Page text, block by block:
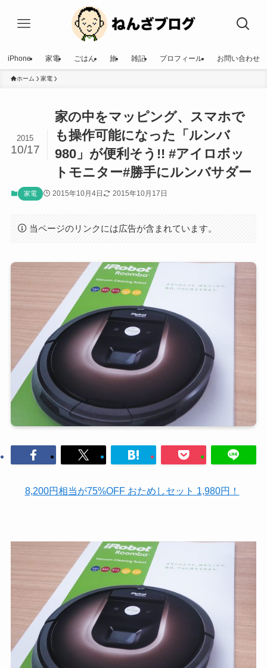
iPhone 家電 ごはん 旅 雑記 プロフィール お問い合わせ
ホーム 家電
家の中をマッピング、スマホで
も操作可能になった「ルンバ
980」が便利そう!! #アイロボッ
トモニター#勝手にルンバサダー
2015
10/17
家電 2015年10月4日 2015年10月17日
当ページのリンクには広告が含まれています。
8,200円相当が75%OFF おためしセット 1,980円！